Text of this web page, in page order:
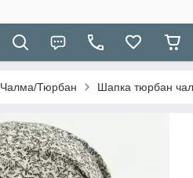
Чалма/Тюрбан Шапка тюрбан